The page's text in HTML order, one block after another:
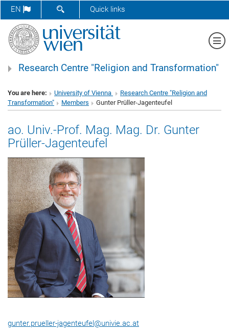
EN SHOW SEARCH FORM
Quick links
Research Centre "Religion and Transformation"
You are here: University of Vienna
Research Centre "Religion and
Transformation"
Members Gunter Prüller-Jagenteufel
ao. Univ.-Prof. Mag. Mag. Dr. Gunter
Prüller-Jagenteufel
gunter.prueller-jagenteufel @univie.ac.at